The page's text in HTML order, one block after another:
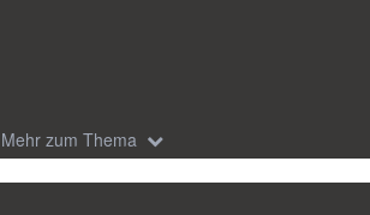
Mehr zum Thema